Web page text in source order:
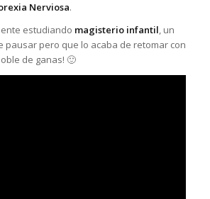
Nerviosa.
estudiando magisterio infantil, un
pausar pero que lo acaba de retomar con
de ganas! 🙂